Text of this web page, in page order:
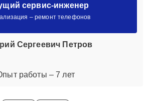
сервис-инженер
– ремонт телефонов
Сергеевич Петров
работы – 7 лет